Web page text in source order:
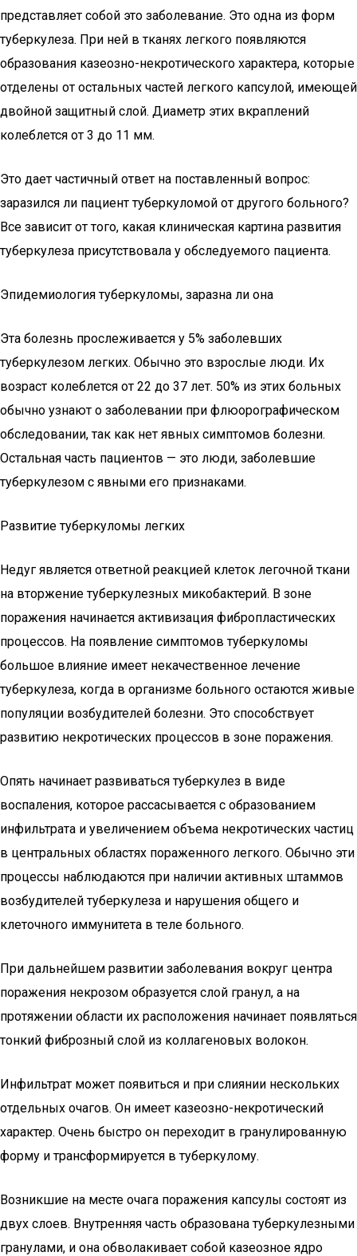
представляет собой это заболевание. Это одна из форм
туберкулеза. При ней в тканях легкого появляются
образования казеозно-некротического характера, которые
отделены от остальных частей легкого капсулой, имеющей
двойной защитный слой. Диаметр этих вкраплений
колеблется от 3 до 11 мм.
Это дает частичный ответ на поставленный вопрос:
заразился ли пациент туберкуломой от другого больного?
Все зависит от того, какая клиническая картина развития
туберкулеза присутствовала у обследуемого пациента.
Эпидемиология туберкуломы, заразна ли она
Эта болезнь прослеживается у 5% заболевших
туберкулезом легких. Обычно это взрослые люди. Их
возраст колеблется от 22 до 37 лет. 50% из этих больных
обычно узнают о заболевании при флюорографическом
обследовании, так как нет явных симптомов болезни.
Остальная часть пациентов — это люди, заболевшие
туберкулезом с явными его признаками.
Развитие туберкуломы легких
Недуг является ответной реакцией клеток легочной ткани
на вторжение туберкулезных микобактерий. В зоне
поражения начинается активизация фибропластических
процессов. На появление симптомов туберкуломы
большое влияние имеет некачественное лечение
туберкулеза, когда в организме больного остаются живые
популяции возбудителей болезни. Это способствует
развитию некротических процессов в зоне поражения.
Опять начинает развиваться туберкулез в виде
воспаления, которое рассасывается с образованием
инфильтрата и увеличением объема некротических частиц
в центральных областях пораженного легкого. Обычно эти
процессы наблюдаются при наличии активных штаммов
возбудителей туберкулеза и нарушения общего и
клеточного иммунитета в теле больного.
При дальнейшем развитии заболевания вокруг центра
поражения некрозом образуется слой гранул, а на
протяжении области их расположения начинает появляться
тонкий фиброзный слой из коллагеновых волокон.
Инфильтрат может появиться и при слиянии нескольких
отдельных очагов. Он имеет казеозно-некротический
характер. Очень быстро он переходит в гранулированную
форму и трансформируется в туберкулому.
Возникшие на месте очага поражения капсулы состоят из
двух слоев. Внутренняя часть образована туберкулезными
гранулами, и она обволакивает собой казеозное ядро